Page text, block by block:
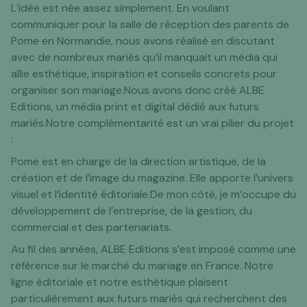
L’idée est née assez simplement. En voulant
communiquer pour la salle de réception des parents de
Pome en Normandie, nous avons réalisé en discutant
avec de nombreux mariés qu’il manquait un média qui
allie esthétique, inspiration et conseils concrets pour
organiser son mariage.Nous avons donc créé ALBE
Editions, un média print et digital dédié aux futurs
mariés.Notre complémentarité est un vrai pilier du projet
:
Pome est en charge de la direction artistique, de la
création et de l’image du magazine. Elle apporte l’univers
visuel et l’identité éditoriale.De mon côté, je m’occupe du
développement de l’entreprise, de la gestion, du
commercial et des partenariats.
Au fil des années, ALBE Editions s’est imposé comme une
référence sur le marché du mariage en France. Notre
ligne éditoriale et notre esthétique plaisent
particulièrement aux futurs mariés qui recherchent des